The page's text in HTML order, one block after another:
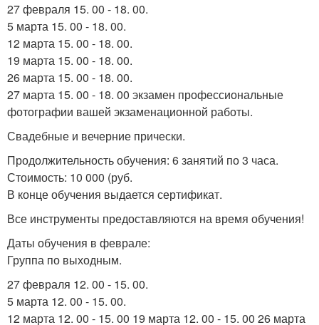
27 февраля 15. 00 - 18. 00.
5 марта 15. 00 - 18. 00.
12 марта 15. 00 - 18. 00.
19 марта 15. 00 - 18. 00.
26 марта 15. 00 - 18. 00.
27 марта 15. 00 - 18. 00 экзамен профессиональные
фотографии вашей экзаменационной работы.
Свадебные и вечерние прически.
Продолжительность обучения: 6 занятий по 3 часа.
Стоимость: 10 000 (руб.
В конце обучения выдается сертификат.
Все инструменты предоставляются на время обучения!
Даты обучения в феврале:
Группа по выходным.
27 февраля 12. 00 - 15. 00.
5 марта 12. 00 - 15. 00.
12 марта 12. 00 - 15. 00 19 марта 12. 00 - 15. 00 26 марта